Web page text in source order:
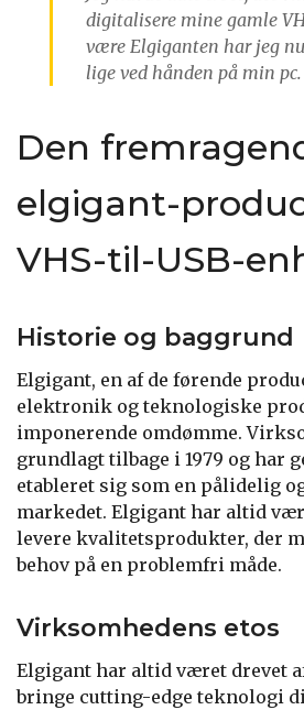
digitalisere mine gamle
være Elgiganten har jeg
lige ved hånden på min
Den
elgigant-
VHS-til-USB-
Historie og baggrund
Elgigant, en af de førende
elektronik og teknologiske
imponerende omdømme.
grundlagt tilbage i 1979 og har
etableret sig som en pålidelig
markedet. Elgigant har altid
levere kvalitetsprodukter, der
behov på en problemfri måde.
Virksomhedens etos
Elgigant har altid været drevet
bringe cutting-edge teknologi